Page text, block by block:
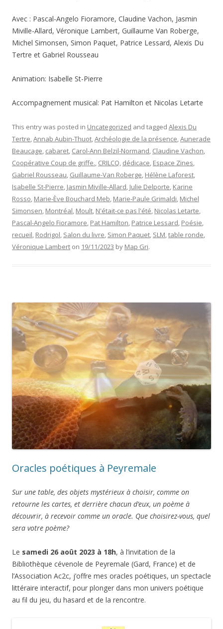
Avec : Pascal-Angelo Fioramore, Claudine Vachon, Jasmin
Miville-Allard, Véronique Lambert, Guillaume Van Roberge,
Michel Simonsen, Simon Paquet, Patrice Lessard, Alexis Du
Tertre et Gabriel Rousseau
Animation: Isabelle St-Pierre
Accompagnement musical: Pat Hamilton et Nicolas Letarte
This entry was posted in Uncategorized and tagged Alexis Du
Tertre,Annab Aubin-Thuot,Archéologie de la présence,Aunerade
Beaucage, cabaret, Carol-Ann Belzil-Normand, Claudine Vachon,
Coopérative Coup de griffe., CRILCQ, dédicace, Espace Zines,
Gabriel Rousseau, Guillaume-Van Roberge, Hélène Laforest,
Isabelle St-Pierre, Jasmin Miville-Allard, Julie Delporte, Karine
Rosso, Marie-Ève Bouchard Meb, Marie-Paule Grimaldi, Michel
Simonsen, Montréal, Moult, N'était-ce pas l'été, Nicolas Letarte,
Pascal-Angelo Fioramore, Pat Hamilton, Patrice Lessard, Poésie,
recueil, Rodrigol, Salon du livre, Simon Paquet, SLM,table ronde,
Véronique Lambert on 19/11/2023 by Map Gri.
Oracles poétiques à Peyremale
Sur une table, des objets mystérieux à choisir, comme on
retourne les cartes, et derrière chacun d’eux, un poème à
découvrir, à recevoir comme un oracle. Que choisirez-vous, quel
sera votre poème?
Le samedi 26 août 2023 à 18h, à l’invitation de la
Bibliothèque cévenole de Peyremale (Gard, France) et de
l’Association Ac2c, j’offre mes oracles poétiques, un spectacle
littéraire interactif, pour plonger dans mon univers poétique
au fil du jeu, du hasard et de la rencontre.